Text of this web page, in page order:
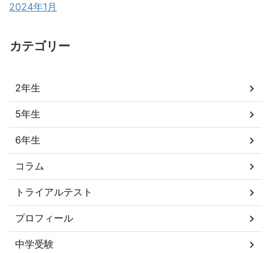
2024年1月
カテゴリー
2年生
5年生
6年生
コラム
トライアルテスト
プロフィール
中学受験